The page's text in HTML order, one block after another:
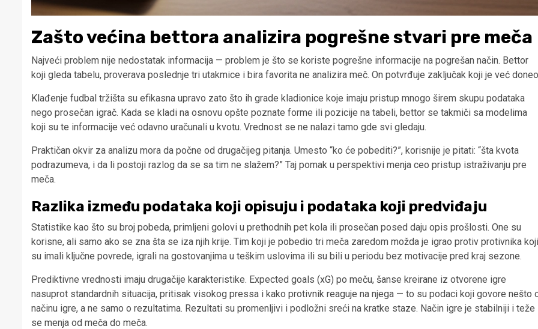
Zašto većina bettora analizira pogrešne stvari pre meča
Najveći problem nije nedostatak informacija — problem je što se koriste pogrešne informacije na pogrešan način. Bettor
koji gleda tabelu, proverava poslednje tri utakmice i bira favorita ne analizira meč. On potvrđuje zaključak koji je već
Klađenje fudbal tržišta su efikasna upravo zato što ih grade kladionice koje imaju pristup mnogo širem skupu podataka
nego prosečan igrač. Kada se kladi na osnovu opšte poznate forme ili pozicije na tabeli, bettor se takmiči sa modelima
koji su te informacije već odavno uračunali u kvotu. Vrednost se ne nalazi tamo gde svi gledaju.
Praktičan okvir za analizu mora da počne od drugačijeg pitanja. Umesto “ko će pobediti?”, korisnije je pitati: “šta kvota
podrazumeva, i da li postoji razlog da se sa tim ne slažem?” Taj pomak u perspektivi menja ceo pristup istraživanju pre
meča.
Razlika između podataka koji opisuju i podataka koji predviđaju
Statistike kao što su broj pobeda, primljeni golovi u prethodnih pet kola ili prosečan posed daju opis prošlosti. One su
korisne, ali samo ako se zna šta se iza njih krije. Tim koji je pobedio tri meča zaredom možda je igrao protiv protivnika koji
su imali ključne povrede, igrali na gostovanjima u teškim uslovima ili su bili u periodu bez motivacije pred kraj sezone.
Prediktivne vrednosti imaju drugačije karakteristike. Expected goals (xG) po meču, šanse kreirane iz otvorene igre
nasuprot standardnih situacija, pritisak visokog pressa i kako protivnik reaguje na njega — to su podaci koji govore nešto
načinu igre, a ne samo o rezultatima. Rezultati su promenljivi i podložni sreći na kratke staze. Način igre je stabilniji i teže
se menja od meča do meča.